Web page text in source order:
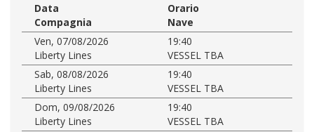
Data
Orario
Compagnia
Nave
Ven, 07/08/2026
19:40
Liberty Lines
VESSEL TBA
Sab, 08/08/2026
19:40
Liberty Lines
VESSEL TBA
Dom, 09/08/2026
19:40
Liberty Lines
VESSEL TBA